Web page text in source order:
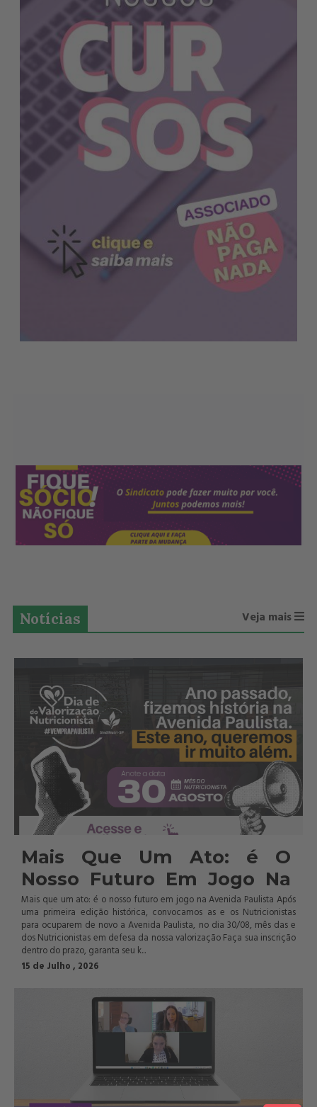
Notícias Veja mais
Mais Que Um Ato: é O
Nosso Futuro Em Jogo Na
Avenida Paulista
Mais que um ato: é o nosso futuro em jogo na Avenida Paulista Após
uma primeira edição histórica, convocamos as e os Nutricionistas
para ocuparem de novo a Avenida Paulista, no dia 30/08, mês das e
dos Nutricionistas em defesa da nossa valorização Faça sua inscrição
dentro do prazo, garanta seu k...
15 de Julho , 2026